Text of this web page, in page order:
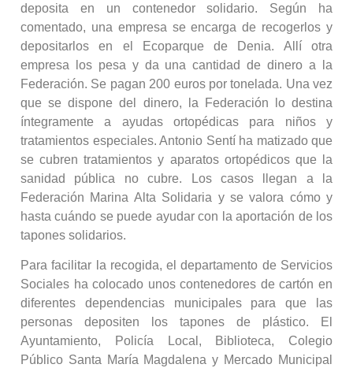
deposita en un contenedor solidario. Según ha
comentado, una empresa se encarga de recogerlos y
depositarlos en el Ecoparque de Denia. Allí otra
empresa los pesa y da una cantidad de dinero a la
Federación. Se pagan 200 euros por tonelada. Una vez
que se dispone del dinero, la Federación lo destina
íntegramente a ayudas ortopédicas para niños y
tratamientos especiales. Antonio Sentí ha matizado que
se cubren tratamientos y aparatos ortopédicos que la
sanidad pública no cubre. Los casos llegan a la
Federación Marina Alta Solidaria y se valora cómo y
hasta cuándo se puede ayudar con la aportación de los
tapones solidarios.
Para facilitar la recogida, el departamento de Servicios
Sociales ha colocado unos contenedores de cartón en
diferentes dependencias municipales para que las
personas depositen los tapones de plástico. El
Ayuntamiento, Policía Local, Biblioteca, Colegio
Público Santa María Magdalena y Mercado Municipal